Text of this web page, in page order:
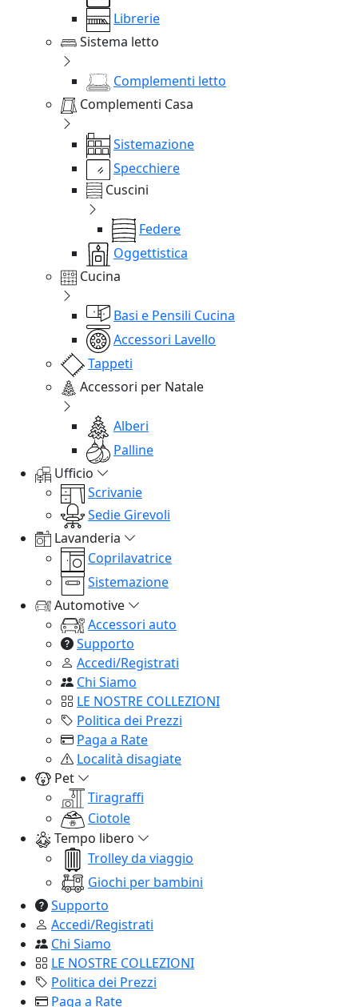
Librerie
Sistema letto
Complementi letto
Complementi Casa
Sistemazione
Specchiere
Cuscini
Federe
Oggettistica
Cucina
Basi e Pensili Cucina
Accessori Lavello
Tappeti
Accessori per Natale
Alberi
Palline
Ufficio
Scrivanie
Sedie Girevoli
Lavanderia
Coprilavatrice
Sistemazione
Automotive
Accessori auto
Supporto
Accedi/Registrati
Chi Siamo
LE NOSTRE COLLEZIONI
Politica dei Prezzi
Paga a Rate
Località disagiate
Pet
Tiragraffi
Ciotole
Tempo libero
Trolley da viaggio
Giochi per bambini
Supporto
Accedi/Registrati
Chi Siamo
LE NOSTRE COLLEZIONI
Politica dei Prezzi
Paga a Rate